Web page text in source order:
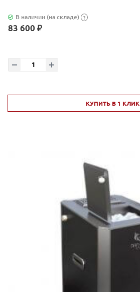
В наличии (на складе) ?
83 600 ₽
КУПИТЬ В 1 КЛИК